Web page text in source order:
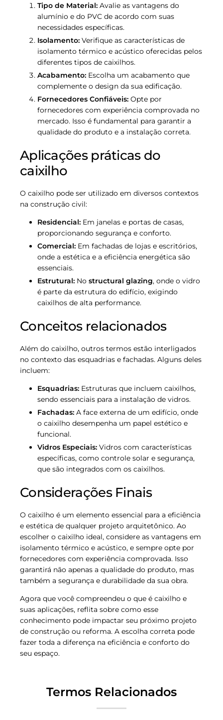
Tipo de Material: Avalie as vantagens do
alumínio e do PVC de acordo com suas
necessidades específicas.
Isolamento: Verifique as características de
isolamento térmico e acústico oferecidas pelos
diferentes tipos de caixilhos.
Acabamento: Escolha um acabamento que
complemente o design da sua edificação.
Fornecedores Confiáveis: Opte por
fornecedores com experiência comprovada no
mercado. Isso é fundamental para garantir a
qualidade do produto e a instalação correta.
Aplicações práticas do
caixilho
O caixilho pode ser utilizado em diversos contextos
na construção civil:
Residencial: Em janelas e portas de casas,
proporcionando segurança e conforto.
Comercial: Em fachadas de lojas e escritórios,
onde a estética e a eficiência energética são
essenciais.
Estrutural: No structural glazing, onde o vidro
é parte da estrutura do edifício, exigindo
caixilhos de alta performance.
Conceitos relacionados
Além do caixilho, outros termos estão interligados
no contexto das esquadrias e fachadas. Alguns deles
incluem:
Esquadrias: Estruturas que incluem caixilhos,
sendo essenciais para a instalação de vidros.
Fachadas: A face externa de um edifício, onde
o caixilho desempenha um papel estético e
funcional.
Vidros Especiais: Vidros com características
específicas, como controle solar e segurança,
que são integrados com os caixilhos.
Considerações Finais
O caixilho é um elemento essencial para a eficiência
e estética de qualquer projeto arquitetônico. Ao
escolher o caixilho ideal, considere as vantagens em
isolamento térmico e acústico, e sempre opte por
fornecedores com experiência comprovada. Isso
garantirá não apenas a qualidade do produto, mas
também a segurança e durabilidade da sua obra.
Agora que você compreendeu o que é caixilho e
suas aplicações, reflita sobre como esse
conhecimento pode impactar seu próximo projeto
de construção ou reforma. A escolha correta pode
fazer toda a diferença na eficiência e conforto do
seu espaço.
Termos Relacionados